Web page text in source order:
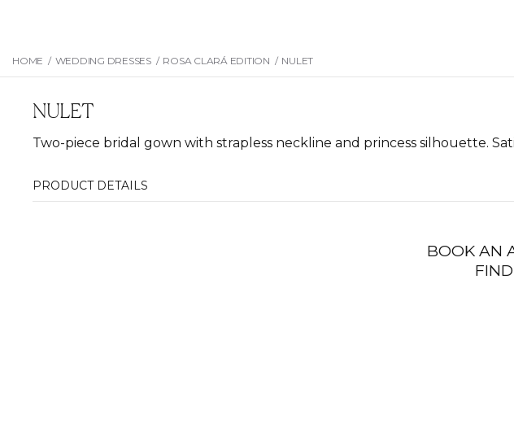
HOME / WEDDING DRESSES / ROSA CLARÁ EDITION / NULET
NULET
Two-piece bridal gown with strapless neckline and princess silhouette.
PRODUCT DETAILS
BOOK AN